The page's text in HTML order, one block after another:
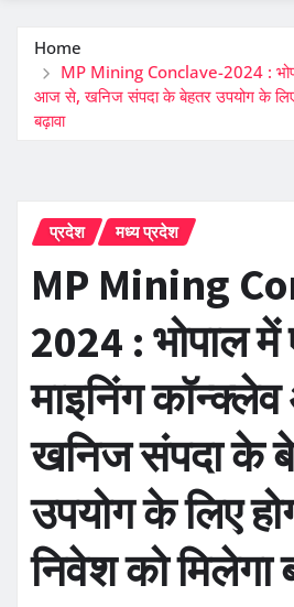
Home
MP Mining Conclave-2024 :
आज से, खनिज संपदा के बेहतर उपयोग के लिए
बढ़ावा
प्रदेश मध्य प्रदेश
MP Mining
2024 : भोपाल में
माइनिंग
खनिज संपदा के
उपयोग के लिए
निवेश को मिलेगा